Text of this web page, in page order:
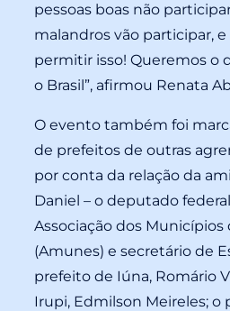
pessoas boas não
malandros vão participar,
permitir isso! Queremos o
o Brasil”, afirmou Renata
O evento também foi
de prefeitos de outras
por conta da relação da
Daniel – o deputado
Associação dos
(Amunes) e secretário de
prefeito de Iúna, Romário
Irupi, Edmilson Meireles; o